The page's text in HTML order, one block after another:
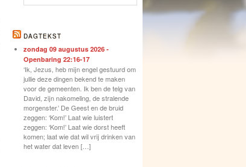
DAGTEKST
zondag 09 augustus 2026 -
Openbaring 22:16-17
‘Ik, Jezus, heb mijn engel gestuurd om
jullie deze dingen bekend te maken
voor de gemeenten. Ik ben de telg van
David, zijn nakomeling, de stralende
morgenster.’ De Geest en de bruid
zeggen: ‘Kom!’ Laat wie luistert
zeggen: ‘Kom!’ Laat wie dorst heeft
komen; laat wie dat wil vrij drinken van
het water dat leven […]